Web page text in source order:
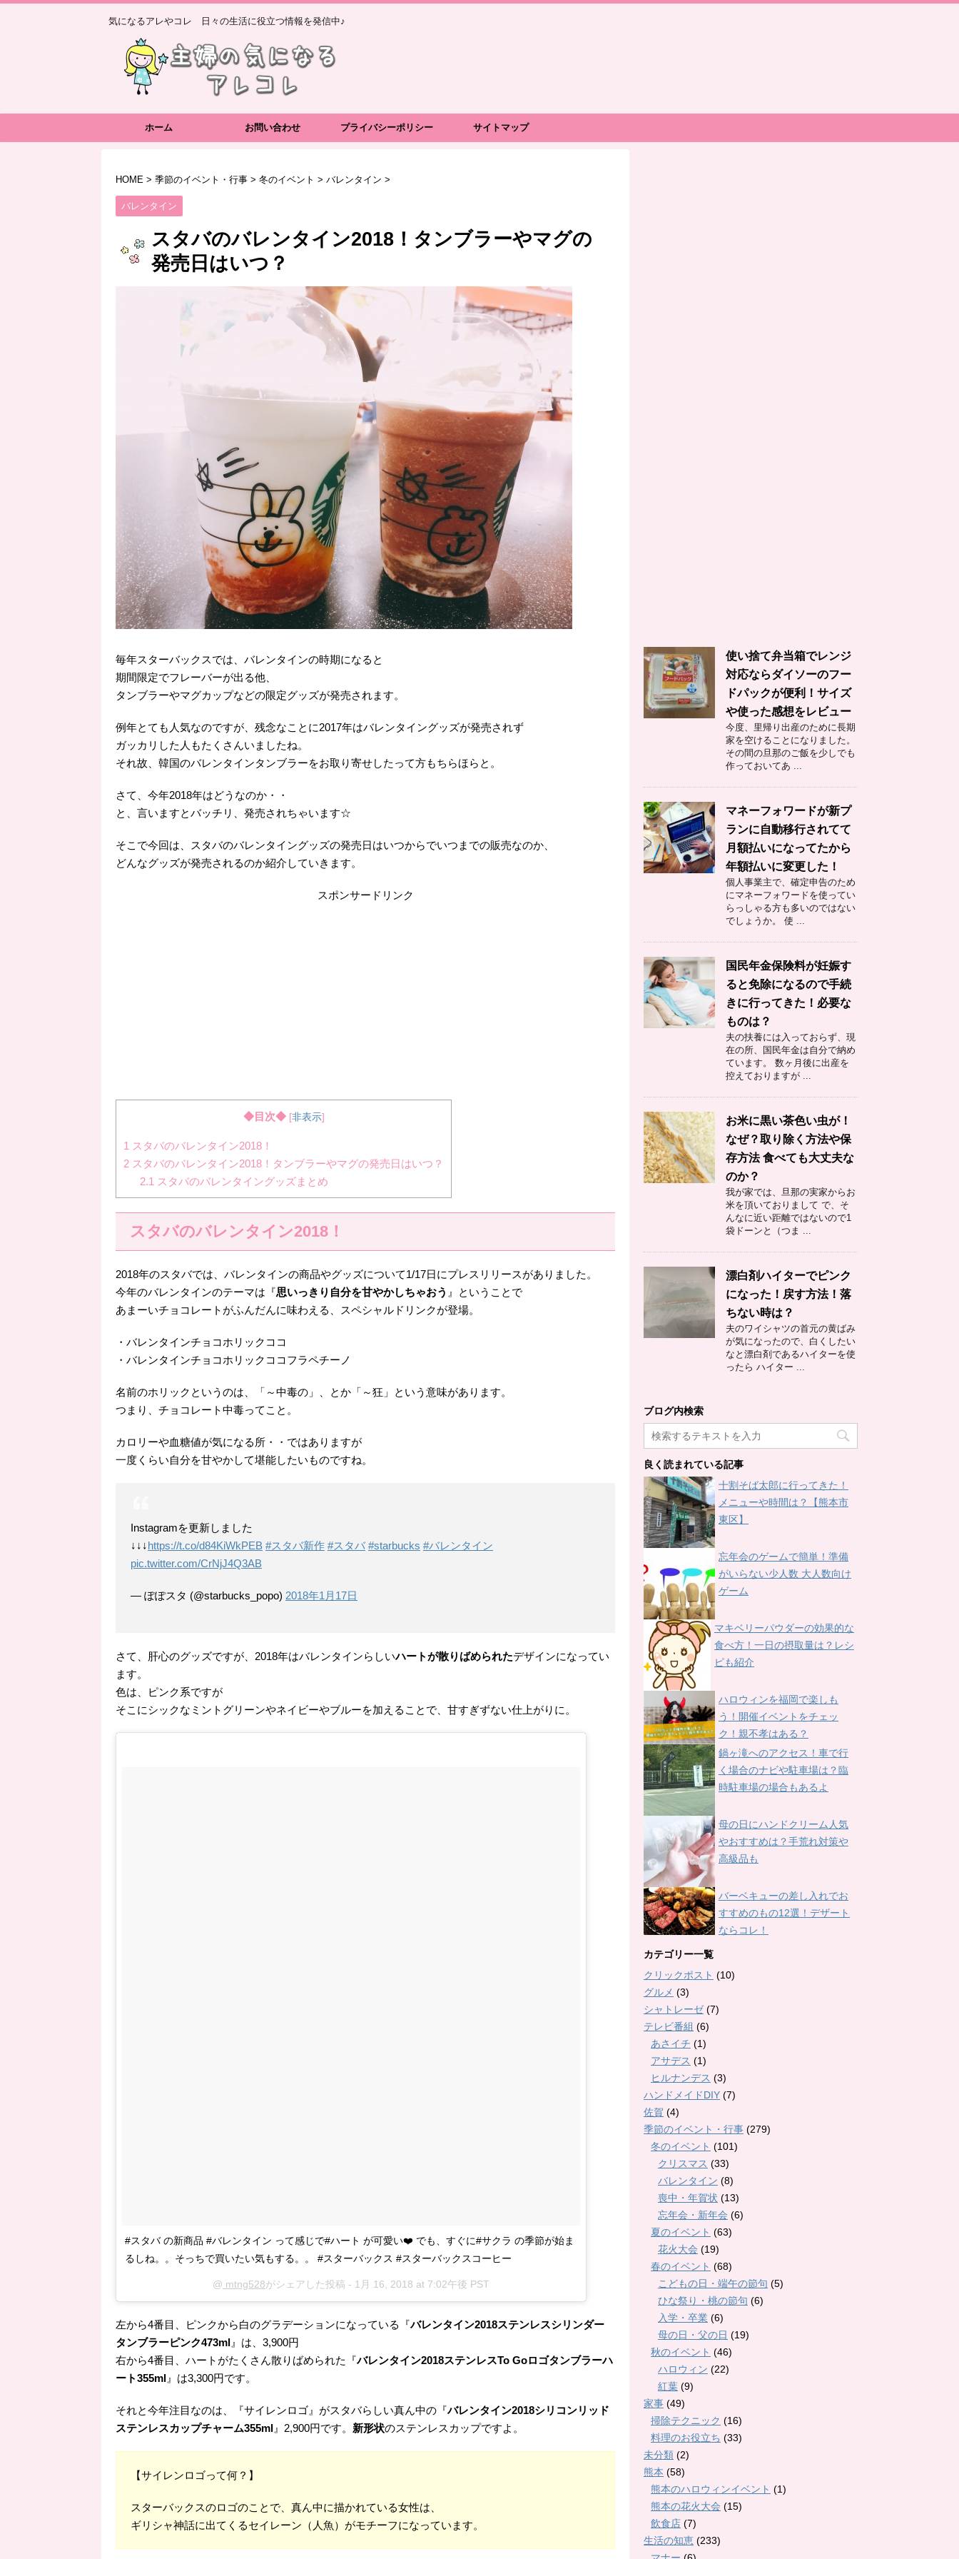
気になるアレやコレ 日々の生活に役立つ情報を発信中♪
ホーム お問い合わせ プライバシーポリシー サイトマップ
HOME > 季節のイベント・行事 > 冬のイベント > バレンタイン >
バレンタイン
スタバのバレンタイン2018！タンブラーやマグの
発売日はいつ？
毎年スターバックスでは、バレンタインの時期になると
期間限定でフレーバーが出る他、
タンブラーやマグカップなどの限定グッズが発売されます。
例年とても人気なのですが、残念なことに2017年はバレンタイングッズが発売されず
ガッカリした人もたくさんいましたね。
それ故、韓国のバレンタインタンブラーをお取り寄せしたって方もちらほらと。
さて、今年2018年はどうなのか・・
と、言いますとバッチリ、発売されちゃいます☆
そこで今回は、スタバのバレンタイングッズの発売日はいつからでいつまでの販売なのか、
どんなグッズが発売されるのか紹介していきます。
スポンサードリンク
◆目次◆ [非表示]
1 スタバのバレンタイン2018！
2 スタバのバレンタイン2018！タンブラーやマグの発売日はいつ？
2.1 スタバのバレンタイングッズまとめ
スタバのバレンタイン2018！
2018年のスタバでは、バレンタインの商品やグッズについて1/17日にプレスリリースがありました。
今年のバレンタインのテーマは『思いっきり自分を甘やかしちゃおう 』ということで
あまーいチョコレートがふんだんに味わえる、スペシャルドリンクが登場。
・バレンタインチョコホリックココ
・バレンタインチョコホリックココフラペチーノ
名前のホリックというのは、「～中毒の」、とか「～狂」という意味があります。
つまり、チョコレート中毒ってこと。
カロリーや血糖値が気になる所・・ではありますが
一度くらい自分を甘やかして堪能したいものですね。
Instagramを更新しました
↓↓↓https://t.co/d84KiWkPEB #スタバ新作 #スタバ #starbucks #バレンタイン
pic.twitter.com/CrNjJ4Q3AB
— ぽぽスタ (@starbucks_popo) 2018年1月17日
さて、肝心のグッズですが、2018年はバレンタインらしいハートが散りばめられたデザインになってい
ます。
色は、ピンク系ですが
そこにシックなミントグリーンやネイビーやブルーを加えることで、甘すぎずない仕上がりに。
#スタバ の新商品 #バレンタイン って感じで#ハート が可愛い❤️ でも、すぐに#サクラ の季節が始ま
るしね。。そっちで買いたい気もする。。 #スターバックス #スターバックスコーヒー
@ mtng528がシェアした投稿 - 1月 16, 2018 at 7:02午後 PST
左から4番目、ピンクから白のグラデーションになっている『バレンタイン2018ステンレスシリンダー
タンブラーピンク473ml 』は、3,900円
右から4番目、ハートがたくさん散りばめられた『バレンタイン2018ステンレスTo Goロゴタンブラーハ
ート355ml 』は3,300円です。
それと今年注目なのは、『サイレンロゴ』がスタバらしい真ん中の『バレンタイン2018シリコンリッド
ステンレスカップチャーム355ml 』2,900円です。 新形状のステンレスカップですよ。
【サイレンロゴって何？】
スターバックスのロゴのことで、真ん中に描かれている女性は、
ギリシャ神話に出てくるセイレーン（人魚）がモチーフになっています。
使い捨て弁当箱でレンジ
対応ならダイソーのフー
ドパックが便利！サイズ
や使った感想をレビュー
今度、里帰り出産のために長期
家を空けることになりました。
その間の旦那のご飯を少しでも
作っておいてあ ...
マネーフォワードが新プ
ランに自動移行されてて
月額払いになってたから
年額払いに変更した！
個人事業主で、確定申告のため
にマネーフォワードを使ってい
らっしゃる方も多いのではない
でしょうか。 使 ...
国民年金保険料が妊娠す
ると免除になるので手続
きに行ってきた！必要な
ものは？
夫の扶養には入っておらず、現
在の所、国民年金は自分で納め
ています。 数ヶ月後に出産を
控えておりますが ...
お米に黒い茶色い虫が！
なぜ？取り除く方法や保
存方法 食べても大丈夫な
のか？
我が家では、旦那の実家からお
米を頂いておりまして で、そ
んなに近い距離ではないので1
袋ドーンと（つま ...
漂白剤ハイターでピンク
になった！戻す方法！落
ちない時は？
夫のワイシャツの首元の黄ばみ
が気になったので、白くしたい
なと漂白剤であるハイターを使
ったら ハイター ...
ブログ内検索
良く読まれている記事
十割そば太郎に行ってきた！
メニューや時間は？【熊本市
東区】
忘年会のゲームで簡単！準備
がいらない少人数 大人数向け
ゲーム
マキベリーパウダーの効果的な
食べ方！一日の摂取量は？レシ
ピも紹介
ハロウィンを福岡で楽しも
う！開催イベントをチェッ
ク！親不孝はある？
鍋ヶ滝へのアクセス！車で行
く場合のナビや駐車場は？臨
時駐車場の場合もあるよ
母の日にハンドクリーム人気
やおすすめは？手荒れ対策や
高級品も
バーベキューの差し入れでお
すすめのもの12選！デザート
ならコレ！
カテゴリー一覧
クリックポスト (10)
グルメ (3)
シャトレーゼ(7)
テレビ番組 (6)
あさイチ (1)
アサデス (1)
ヒルナンデス (3)
ハンドメイドDIY (7)
佐賀 (4)
季節のイベント・行事 (279)
冬のイベント (101)
クリスマス (33)
バレンタイン (8)
喪中・年賀状 (13)
忘年会・新年会 (6)
夏のイベント (63)
花火大会 (19)
春のイベント (68)
こどもの日・端午の節句 (5)
ひな祭り・桃の節句 (6)
入学・卒業 (6)
母の日・父の日 (19)
秋のイベント (46)
ハロウィン (22)
紅葉 (9)
家事 (49)
掃除テクニック (16)
料理のお役立ち (33)
未分類 (2)
熊本 (58)
熊本のハロウィンイベント (1)
熊本の花火大会 (15)
飲食店 (7)
生活の知恵 (233)